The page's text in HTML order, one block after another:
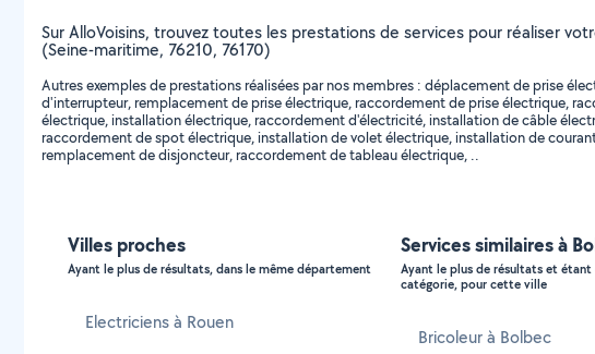
Sur AlloVoisins, trouvez toutes les prestations de services pour réaliser
(Seine-maritime, 76210, 76170)
Autres exemples de prestations réalisées par nos membres : déplacement de prise
d'interrupteur, remplacement de prise électrique, raccordement de prise électrique,
électrique, installation électrique, raccordement d'électricité, installation de câble
raccordement de spot électrique, installation de volet électrique, installation de
remplacement de disjoncteur, raccordement de tableau électrique, ..
Villes proches
Ayant le plus de résultats, dans le même département
Electriciens à Rouen
Services similaires à
Ayant le plus de résultats et étant
catégorie, pour cette ville
Bricoleur à Bolbec